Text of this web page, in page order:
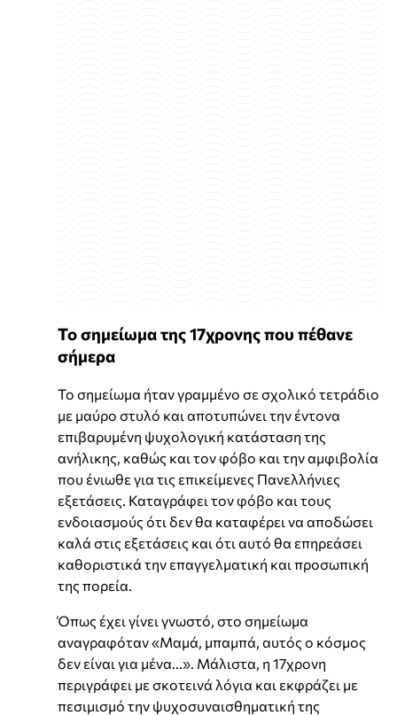
Το σημείωμα της 17χρονης που πέθανε
σήμερα
Το σημείωμα ήταν γραμμένο σε σχολικό τετράδιο
με μαύρο στυλό και αποτυπώνει την έντονα
επιβαρυμένη ψυχολογική κατάσταση της
ανήλικης, καθώς και τον φόβο και την αμφιβολία
που ένιωθε για τις επικείμενες Πανελλήνιες
εξετάσεις. Καταγράφει τον φόβο και τους
ενδοιασμούς ότι δεν θα καταφέρει να αποδώσει
καλά στις εξετάσεις και ότι αυτό θα επηρεάσει
καθοριστικά την επαγγελματική και προσωπική
της πορεία.
Όπως έχει γίνει γνωστό, στο σημείωμα
αναγραφόταν «Μαμά, μπαμπά, αυτός ο κόσμος
δεν είναι για μένα...». Μάλιστα, η 17χρονη
περιγράφει με σκοτεινά λόγια και εκφράζει με
πεσιμισμό την ψυχοσυναισθηματική της